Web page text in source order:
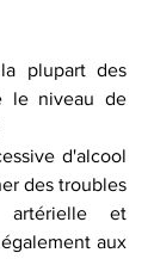
plupart des
le niveau de
d'alcool
des troubles
artérielle et
aux